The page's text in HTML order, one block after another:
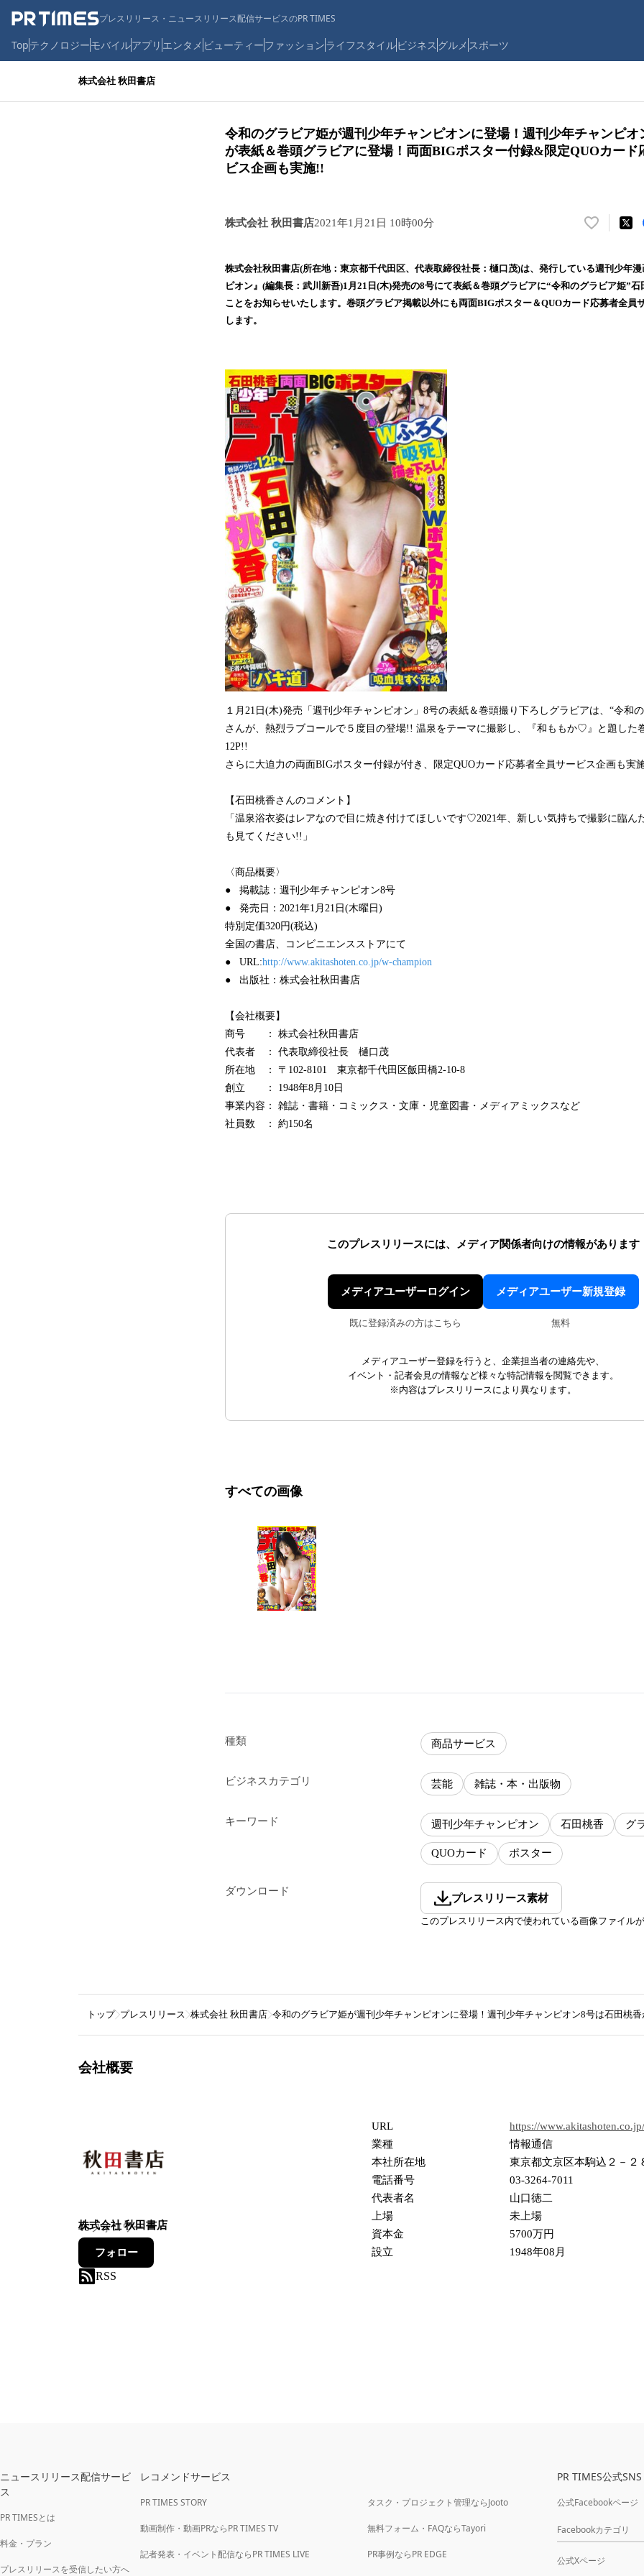
プレスリリース・ニュースリリース配信サービスのPR TIMES
Topテクノロジーモバイルアプリ エンタメ ビューティーファッションライフスタイルビジネス グルメ スポーツ
株式会社 秋田書店
令和のグラビア姫が週刊少年チャンピオンに登場！週刊少年チャンピオ
が表紙＆巻頭グラビアに登場！両面BIGポスター付録&限定QUOカード
ビス企画も実施!!
株式会社 秋田書店2021年1月21日 10時00分
い
！
数
を
株式会社秋田書店(所在地：東京都千代田区、代表取締役社長：樋口茂)は、発行している週刊少年
ピオン』(編集長：武川新吾)1月21日(木)発売の8号にて表紙＆巻頭グラビアに“令和のグラビア姫”
ことをお知らせいたします。巻頭グラビア掲載以外にも両面BIGポスター＆QUOカード応募者全員
します。
１月21日(木)発売「週刊少年チャンピオン」8号の表紙＆巻頭撮り下ろしグラビアは、“令和
さんが、熱烈ラブコールで５度目の登場!! 温泉をテーマに撮影し、『和ももか♡』と題した
12P!!
さらに大迫力の両面BIGポスター付録が付き、限定QUOカード応募者全員サービス企画も実
【石田桃香さんのコメント】
「温泉浴衣姿はレアなので目に焼き付けてほしいです♡2021年、新しい気持ちで撮影に臨ん
も見てください!!」
〈商品概要〉
● 掲載誌：週刊少年チャンピオン8号
● 発売日：2021年1月21日(木曜日)
特別定価320円(税込)
全国の書店、コンビニエンスストアにて
● URL:http://www.akitashoten.co.jp/w-champion
● 出版社：株式会社秋田書店
【会社概要】
商号 ： 株式会社秋田書店
代表者 ： 代表取締役社長 樋口茂
所在地 ： 〒102-8101 東京都千代田区飯田橋2-10-8
創立 ： 1948年8月10日
事業内容： 雑誌・書籍・コミックス・文庫・児童図書・メディアミックスなど
社員数 ： 約150名
このプレスリリースには、 メディア関係者向けの情報があります
メディアユーザーログイン
既に登録済みの方はこちら
メディアユーザー新規登録
無料
メディアユーザー登録を行うと、企業担当者の連絡先や、
イベント・記者会見の情報など様々な特記情報を閲覧できます。
※内容はプレスリリースにより異なります。
すべての画像
種類 商品サービス
ビジネスカテゴリ 芸能 雑誌・本・出版物
キーワード 週刊少年チャンピオン 石田桃香 グ
QUOカード ポスター
ダウンロード
プレスリリース素材
このプレスリリース内で使われている画像ファイル
トップ プレスリリース 株式会社 秋田書店 令和のグラビア姫が週刊少年チャンピオンに登場！週刊少年チャンピオン8号は石田桃
会社概要
株式会社 秋田書店
46フォロワー
フォロー
RSS
URL
https://www.akitashoten.co.jp/
業種
情報通信
本社所在地
東京都文京区本駒込２－２
電話番号
03-3264-7011
代表者名
山口徳二
上場
未上場
資本金
5700万円
設立
1948年08月
ニュースリリース配信サービ
ス
PR TIMESとは
料金・プラン
プレスリリースを受信したい方へ
レコメンドサービス
PR TIMES STORY
動画制作・動画PRならPR TIMES TV
記者発表・イベント配信ならPR TIMES LIVE
タスク・プロジェクト管理ならJooto
無料フォーム・FAQならTayori
PR事例ならPR EDGE
PR TIMES公式SNS
公式Facebookページ
Facebookカテゴリ
公式Xページ